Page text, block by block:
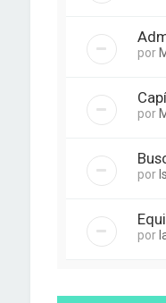
por
por
por
por